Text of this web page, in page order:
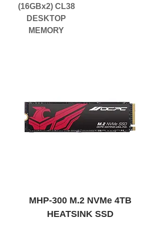
(16GBx2) CL38
DESKTOP
MEMORY
MHP-300 M.2 NVMe 4TB
HEATSINK SSD